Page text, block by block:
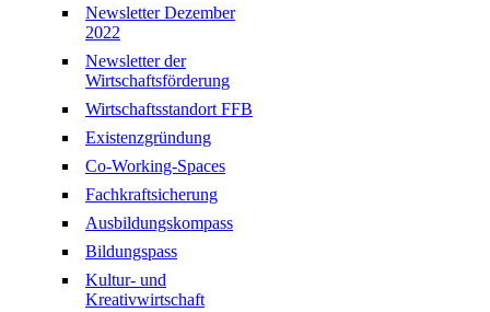
Newsletter Dezember
2022
Newsletter der
Wirtschaftsförderung
Wirtschaftsstandort FFB
Existenzgründung
Co-Working-Spaces
Fachkraftsicherung
Ausbildungskompass
Bildungspass
Kultur- und
Kreativwirtschaft